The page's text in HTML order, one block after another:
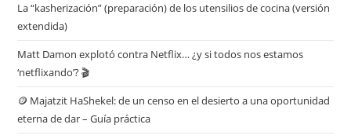
La “kasherización” (preparación) de los utensilios de cocina (versión
extendida)
Matt Damon explotó contra Netflix… ¿y si todos nos estamos
‘netflixando’? 🎬
🪙 Majatzit HaShekel: de un censo en el desierto a una oportunidad
eterna de dar – Guía práctica